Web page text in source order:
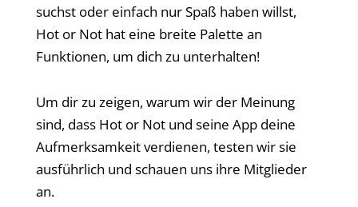
suchst oder einfach nur Spaß haben willst,
Hot or Not hat eine breite Palette an
Funktionen, um dich zu unterhalten!
Um dir zu zeigen, warum wir der Meinung
sind, dass Hot or Not und seine App deine
Aufmerksamkeit verdienen, testen wir sie
ausführlich und schauen uns ihre Mitglieder
an.